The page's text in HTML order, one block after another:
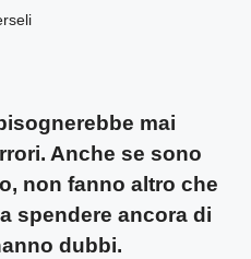
mai
Anche se sono
non fanno altro che
spendere ancora di
dubbi.